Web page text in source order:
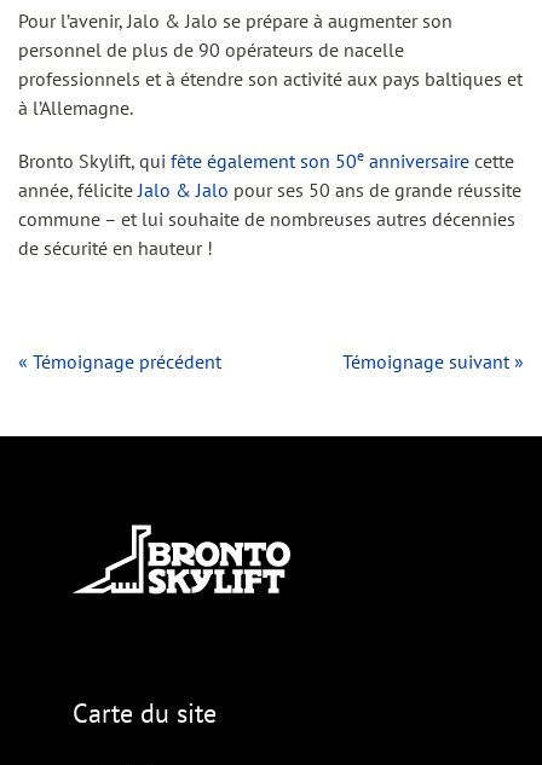
Pour l’avenir, Jalo & Jalo se prépare à augmenter son
personnel de plus de 90 opérateurs de nacelle
professionnels et à étendre son activité aux pays baltiques et
à l’Allemagne.
Bronto Skylift, qui fête également son 50e anniversaire cette
année, félicite Jalo & Jalo pour ses 50 ans de grande réussite
commune – et lui souhaite de nombreuses autres décennies
de sécurité en hauteur !
« Témoignage précédent Témoignage suivant »
Carte du site